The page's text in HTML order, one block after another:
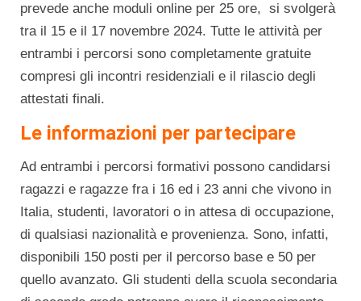
prevede anche moduli online per 25 ore, si svolgerà
tra il 15 e il 17 novembre 2024. Tutte le attività per
entrambi i percorsi sono completamente gratuite
compresi gli incontri residenziali e il rilascio degli
attestati finali.
Le informazioni per partecipare
Ad entrambi i percorsi formativi possono candidarsi
ragazzi e ragazze fra i 16 ed i 23 anni che vivono in
Italia, studenti, lavoratori o in attesa di occupazione,
di qualsiasi nazionalità e provenienza. Sono, infatti,
disponibili 150 posti per il percorso base e 50 per
quello avanzato. Gli studenti della scuola secondaria